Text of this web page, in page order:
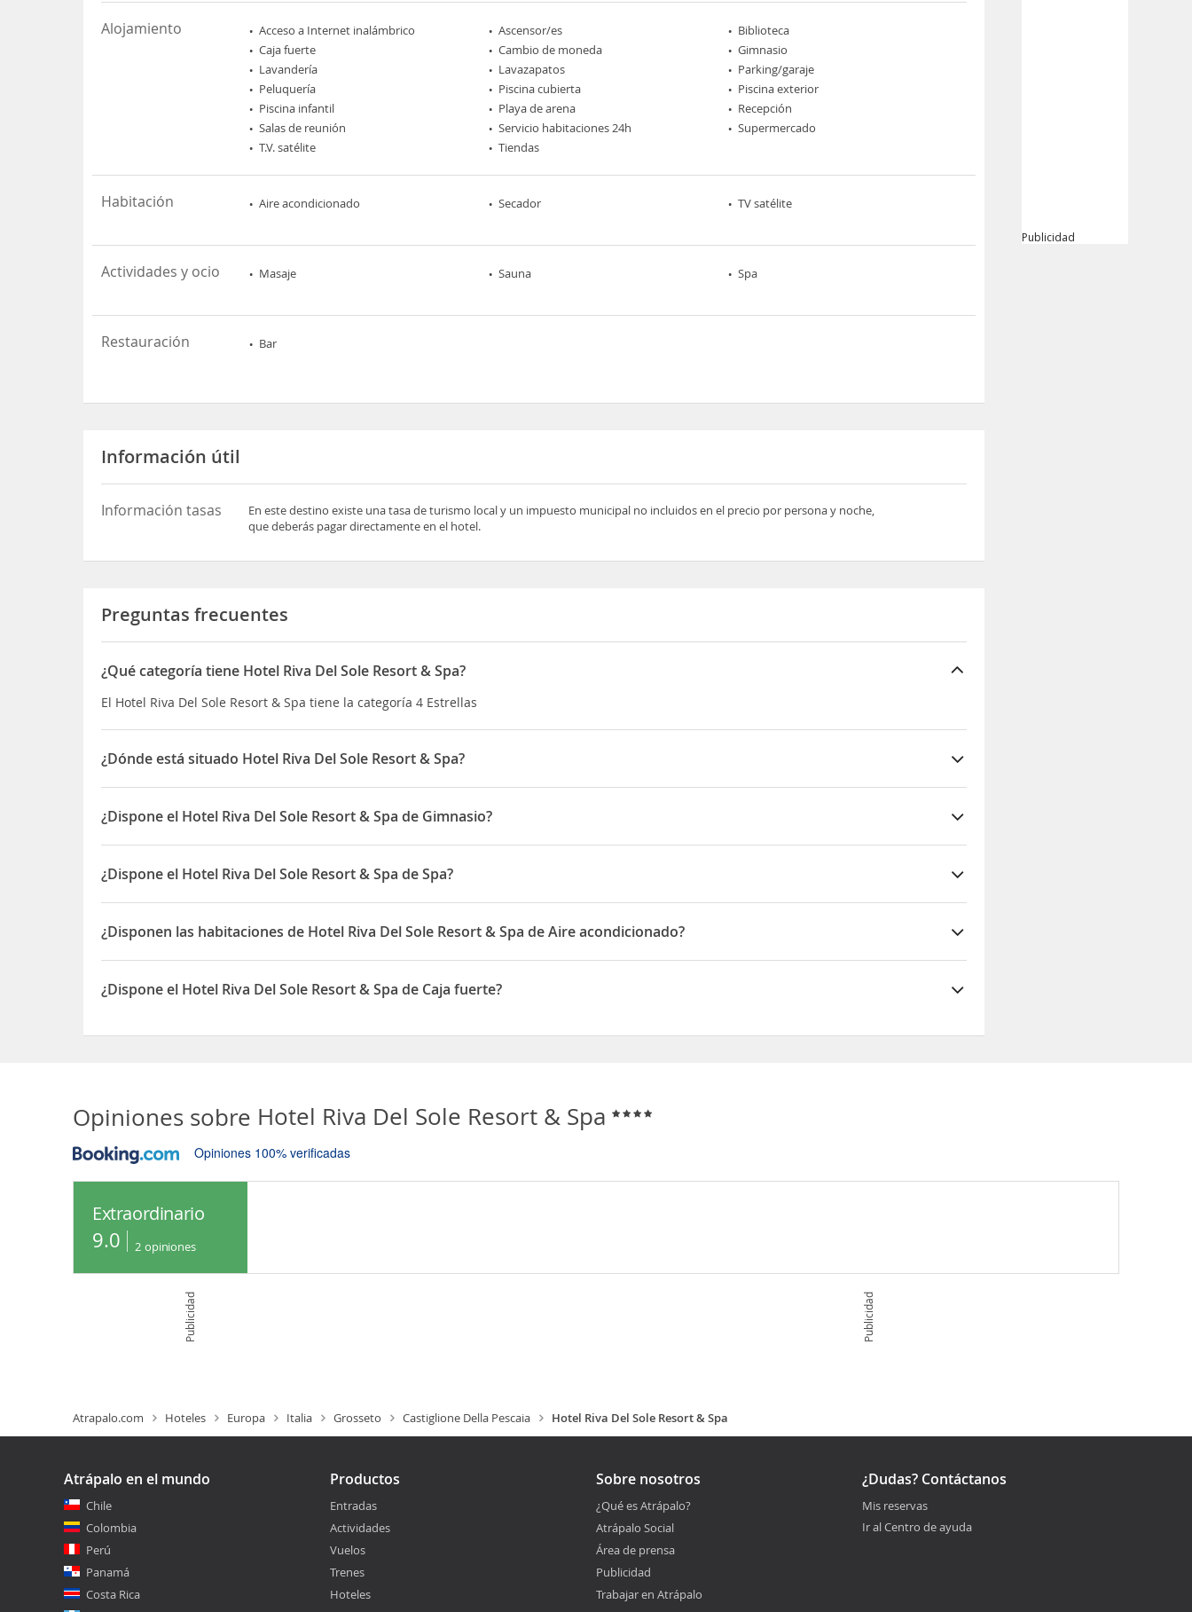
Alojamiento Acceso a Internet inalámbrico Ascensor/es
Biblioteca
Caja fuerte
Cambio de moneda
Gimnasio
Lavandería
Lavazapatos
Parking/garaje
Peluquería
Piscina cubierta
Piscina exterior
Piscina infantil
Playa de arena
Recepción
Salas de reunión
Servicio habitaciones 24h
Supermercado
T.V. satélite
Tiendas
Habitación Aire acondicionado Secador TV satélite
Actividades y ocio Masaje Sauna Spa
Restauración Bar
Información útil
Información tasas
En este destino existe una tasa de turismo local y un impuesto municipal no incluidos en el precio por persona y noche,
que deberás pagar directamente en el hotel.
Preguntas frecuentes
¿Qué categoría tiene Hotel Riva Del Sole Resort & Spa?
El Hotel Riva Del Sole Resort & Spa tiene la categoría 4 Estrellas
¿Dónde está situado Hotel Riva Del Sole Resort & Spa?
El Hotel Riva Del Sole Resort & Spa está situado en Località Riva Del Sole
¿Dispone el Hotel Riva Del Sole Resort & Spa de Gimnasio?
Sí, el Hotel Riva Del Sole Resort & Spa dispone de Gimnasio
¿Dispone el Hotel Riva Del Sole Resort & Spa de Spa?
Sí, el Hotel Riva Del Sole Resort & Spa dispone de Spa
¿Disponen las habitaciones de Hotel Riva Del Sole Resort & Spa de Aire acondicionado?
Sí, las habitaciones del Hotel Riva Del Sole Resort & Spa disponen de Aire acondicionado
¿Dispone el Hotel Riva Del Sole Resort & Spa de Caja fuerte?
Publicidad
Opiniones sobre Hotel Riva Del Sole Resort & Spa
Opiniones 100% verificadas
Extraordinario
9.0 2 opiniones
Publicidad Publicidad
Atrapalo.com Hoteles Europa Italia Grosseto Castiglione Della Pescaia Hotel Riva Del Sole Resort & Spa
Atrápalo en el mundo
Chile
Colombia
Perú
Panamá
Costa Rica
Productos
Entradas
Actividades
Vuelos
Trenes
Hoteles
Sobre nosotros
¿Qué es Atrápalo?
Atrápalo Social
Área de prensa
Publicidad
Trabajar en Atrápalo
¿Dudas? Contáctanos
Mis reservas
Ir al Centro de ayuda